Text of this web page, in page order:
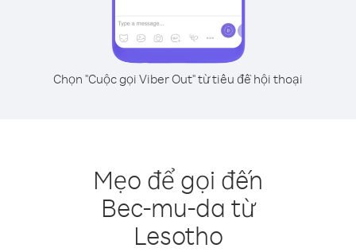
Chọn "Cuộc gọi Viber Out" từ tiêu đề hội thoại
Mẹo để gọi đến
Bec-mu-da từ
Lesotho